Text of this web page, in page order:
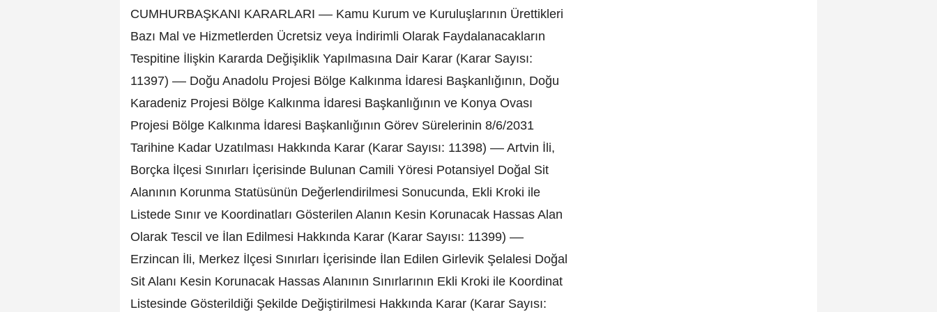
CUMHURBAŞKANI KARARLARI –– Kamu Kurum ve Kuruluşlarının Ürettikleri
Bazı Mal ve Hizmetlerden Ücretsiz veya İndirimli Olarak Faydalanacakların
Tespitine İlişkin Kararda Değişiklik Yapılmasına Dair Karar (Karar Sayısı:
11397) –– Doğu Anadolu Projesi Bölge Kalkınma İdaresi Başkanlığının, Doğu
Karadeniz Projesi Bölge Kalkınma İdaresi Başkanlığının ve Konya Ovası
Projesi Bölge Kalkınma İdaresi Başkanlığının Görev Sürelerinin 8/6/2031
Tarihine Kadar Uzatılması Hakkında Karar (Karar Sayısı: 11398) –– Artvin İli,
Borçka İlçesi Sınırları İçerisinde Bulunan Camili Yöresi Potansiyel Doğal Sit
Alanının Korunma Statüsünün Değerlendirilmesi Sonucunda, Ekli Kroki ile
Listede Sınır ve Koordinatları Gösterilen Alanın Kesin Korunacak Hassas Alan
Olarak Tescil ve İlan Edilmesi Hakkında Karar (Karar Sayısı: 11399) ––
Erzincan İli, Merkez İlçesi Sınırları İçerisinde İlan Edilen Girlevik Şelalesi Doğal
Sit Alanı Kesin Korunacak Hassas Alanının Sınırlarının Ekli Kroki ile Koordinat
Listesinde Gösterildiği Şekilde Değiştirilmesi Hakkında Karar (Karar Sayısı: